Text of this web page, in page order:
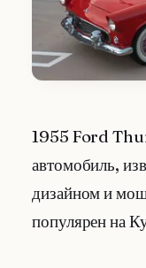
1955 Ford
автомобиль,
дизайном и
популярен на